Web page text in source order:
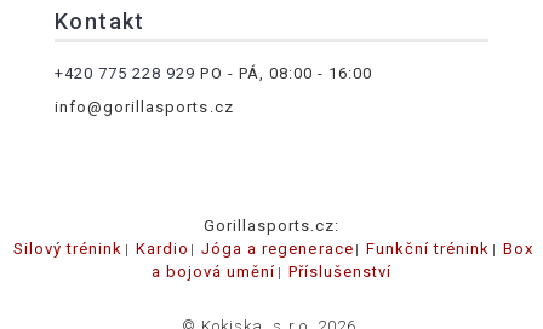
Kontakt
+420 775 228 929 PO - PÁ, 08:00 - 16:00
info@gorillasports.cz
Gorillasports.cz:
Silový trénink
Kardio Jóga a regenerace Funkční trénink
Box
a bojová umění
Příslušenství